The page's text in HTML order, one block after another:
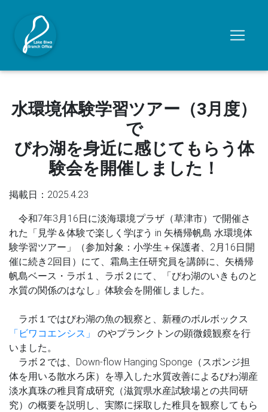
水環境体験学習ツアー（3月度）
で
びわ湖を身近に感じてもらう体
験会を開催しました！
掲載日：2025.4.23
令和7年3月16日に淡海環境プラザ（草津市）で開催さ
れた「見学＆体験で楽しく学ぼう in 矢橋帰帆島 水環境体
験学習ツアー」（参加対象：小学生＋保護者、2月16日開
催に続き2回目）にて、霜鳥主任研究員を講師に、矢橋帰
帆島ベース・ラボ１、ラボ２にて、「びわ湖のいきものと
水質の関係のはなし」体験会を開催しました。
ラボ１ではびわ湖の魚の観察と、新種のボルボックス
「ビワコエンシス」
のやプランクトンの顕微鏡観察を行
いました。
ラボ２では、Down-flow Hanging Sponge（スポンジ担
体を用いる散水ろ床）を導入した水質改善によるびわ湖産
淡水真珠の稚貝育成研究（滋賀県水産試験場との共同研
究）の概要を説明し、実際に採取した稚貝を観察してもら